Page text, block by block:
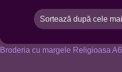
Broderia cu margele Religioasa A6